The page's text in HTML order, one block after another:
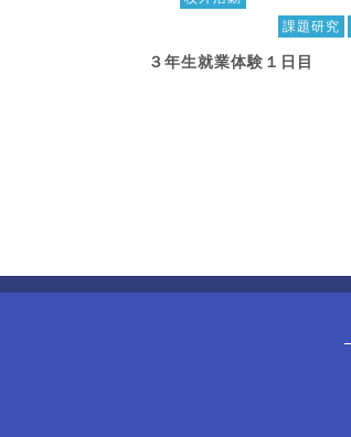
課題研究
３年生就業体験１日目